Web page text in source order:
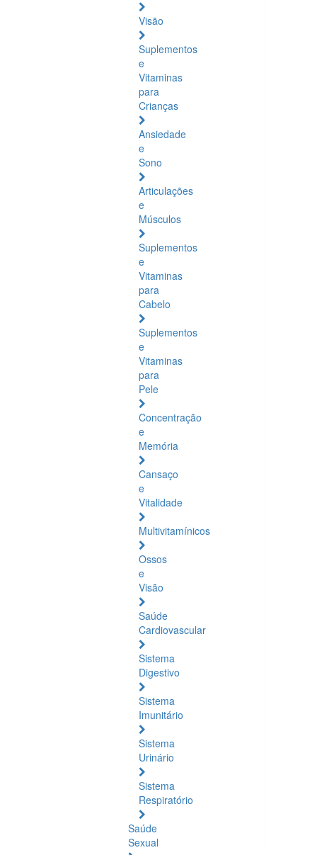
Visão
Suplementos
e
Vitaminas
para
Crianças
Ansiedade
e
Sono
Articulações
e
Músculos
Suplementos
e
Vitaminas
para
Cabelo
Suplementos
e
Vitaminas
para
Pele
Concentração
e
Memória
Cansaço
e
Vitalidade
Multivitamínicos
Ossos
e
Visão
Saúde
Cardiovascular
Sistema
Digestivo
Sistema
Imunitário
Sistema
Urinário
Sistema
Respiratório
Saúde
Sexual